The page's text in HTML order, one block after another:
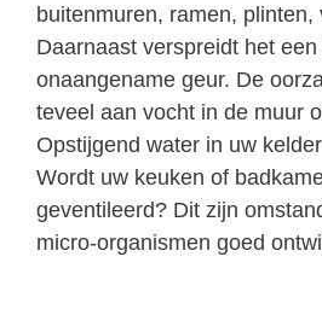
buitenmuren, ramen, plinten,
Daarnaast verspreidt het
onaangename geur. De
teveel aan vocht in de muur
Opstijgend water in uw
Wordt uw keuken of
geventileerd? Dit zijn
micro-organismen goed